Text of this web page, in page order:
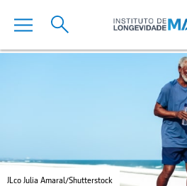
JLco Julia Amaral/Shutterstock